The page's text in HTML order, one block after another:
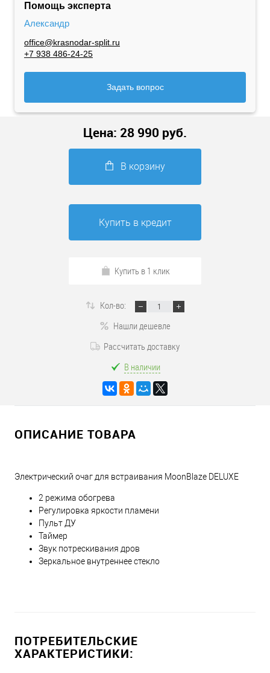
Помощь эксперта
Александр
office@krasnodar-split.ru
+7 938 486-24-25
Задать вопрос
Цена: 28 990 руб.
В корзину
Купить в кредит
Купить в 1 клик
Кол-во:
Нашли дешевле
Рассчитать доставку
В наличии
ОПИСАНИЕ ТОВАРА
Электрический очаг для встраивания MoonBlaze DELUXE
2 режима обогрева
Регулировка яркости пламени
Пульт ДУ
Таймер
Звук потрескивания дров
Зеркальное внутреннее стекло
ПОТРЕБИТЕЛЬСКИЕ
ХАРАКТЕРИСТИКИ: